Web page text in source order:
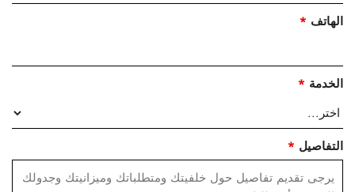
الهاتف *
الخدمة *
التفاصيل *